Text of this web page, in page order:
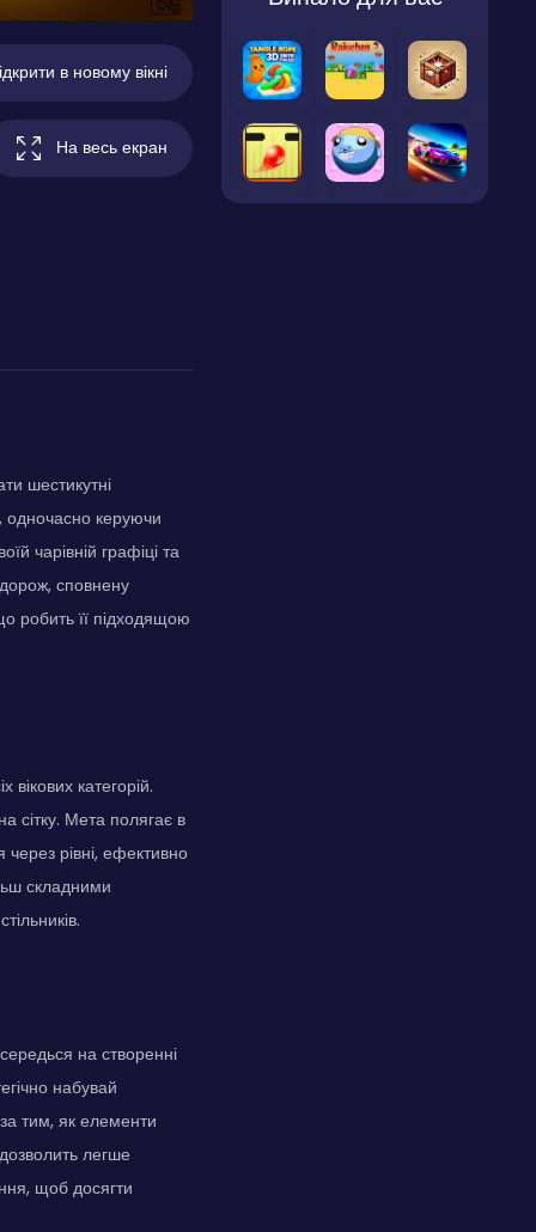
в новому вікні
На весь екран
шестикутні
одночасно керуючи
чарівній графіці та
сповнену
робить її підходящою
категорій.
сітку. Мета полягає в
рівні, ефективно
складними
на створенні
набувай
тим, як елементи
легше
щоб досягти